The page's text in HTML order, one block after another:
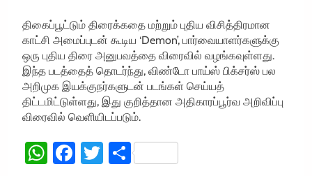
திகைப்பூட்டும் திரைக்கதை மற்றும் புதிய விசித்திரமான
காட்சி அமைப்புடன் கூடிய ‘Demon’, பார்வையாளர்களுக்கு
ஒரு புதிய திரை அனுபவத்தை விரைவில் வழங்கவுள்ளது.
இந்த படத்தைத் தொடர்ந்து, விண்டோ பாய்ஸ் பிக்சர்ஸ் பல
அறிமுக இயக்குநர்களுடன் படங்கள் செய்யத்
திட்டமிட்டுள்ளது, இது குறித்தான அதிகாரப்பூர்வ அறிவிப்பு
விரைவில் வெளியிடப்படும்.
WhatsApp
Facebook
TwitterShare